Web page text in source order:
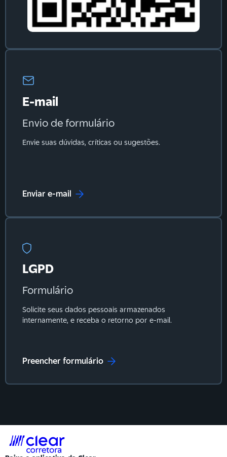
E-mail
Envio de formulário
Envie suas dúvidas, críticas ou sugestões.
Enviar e-mail
LGPD
Formulário
Solicite seus dados pessoais armazenados
internamente, e receba o retorno por e-mail.
Preencher formulário